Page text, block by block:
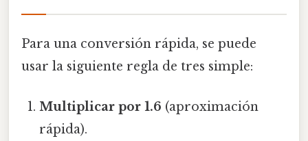
Para una conversión rápida, se puede
usar la siguiente regla de tres simple:
Multiplicar por 1.6 (aproximación
rápida).